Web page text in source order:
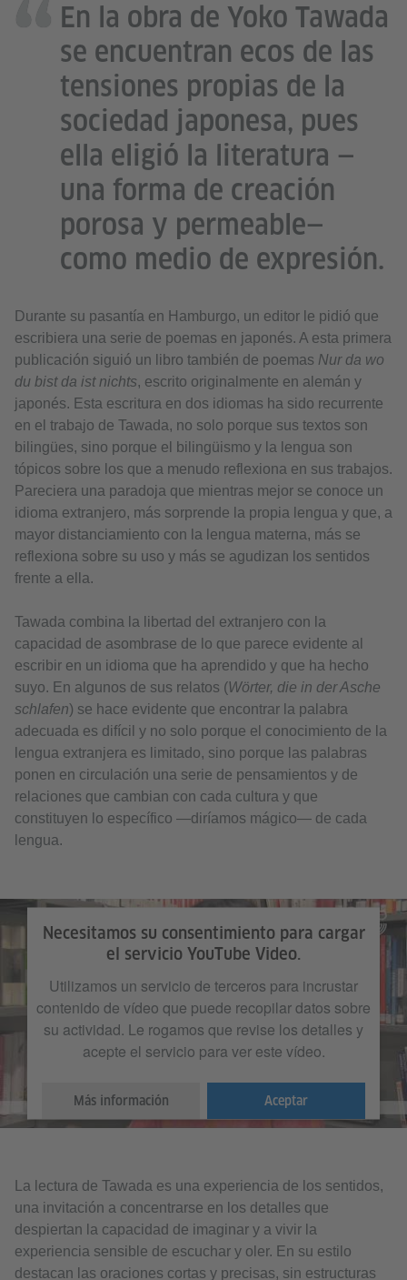
En la obra de Yoko Tawada
se encuentran ecos de las
tensiones propias de la
sociedad japonesa, pues
ella eligió la literatura —
una forma de creación
porosa y permeable—
como medio de expresión.
Durante su pasantía en Hamburgo, un editor le pidió que
escribiera una serie de poemas en japonés. A esta primera
publicación siguió un libro también de poemas Nur da wo
du bist da ist nichts, escrito originalmente en alemán y
japonés. Esta escritura en dos idiomas ha sido recurrente
en el trabajo de Tawada, no solo porque sus textos son
bilingües, sino porque el bilingüismo y la lengua son
tópicos sobre los que a menudo reflexiona en sus trabajos.
Pareciera una paradoja que mientras mejor se conoce un
idioma extranjero, más sorprende la propia lengua y que, a
mayor distanciamiento con la lengua materna, más se
reflexiona sobre su uso y más se agudizan los sentidos
frente a ella.
Tawada combina la libertad del extranjero con la
capacidad de asombrase de lo que parece evidente al
escribir en un idioma que ha aprendido y que ha hecho
suyo. En algunos de sus relatos (Wörter, die in der Asche
schlafen) se hace evidente que encontrar la palabra
adecuada es difícil y no solo porque el conocimiento de la
lengua extranjera es limitado, sino porque las palabras
ponen en circulación una serie de pensamientos y de
relaciones que cambian con cada cultura y que
constituyen lo específico —diríamos mágico— de cada
lengua.
Necesitamos su consentimiento para cargar
el servicio YouTube Video.
Utilizamos un servicio de terceros para incrustar
contenido de vídeo que puede recopilar datos sobre
su actividad. Le rogamos que revise los detalles y
acepte el servicio para ver este vídeo.
Más información Aceptar
La lectura de Tawada es una experiencia de los sentidos,
una invitación a concentrarse en los detalles que
despiertan la capacidad de imaginar y a vivir la
experiencia sensible de escuchar y oler. En su estilo
destacan las oraciones cortas y precisas, sin estructuras